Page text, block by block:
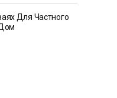
Для Частного